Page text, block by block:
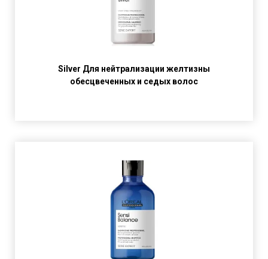
Silver Для нейтрализации желтизны
обесцвеченных и седых волос